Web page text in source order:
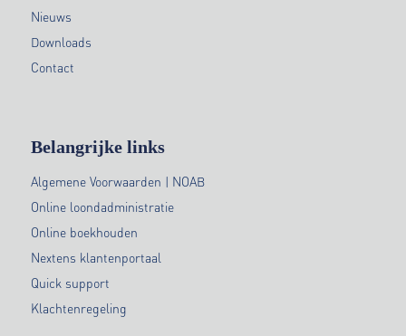
Nieuws
Downloads
Contact
Belangrijke links
Algemene Voorwaarden | NOAB
Online loondadministratie
Online boekhouden
Nextens klantenportaal
Quick support
Klachtenregeling